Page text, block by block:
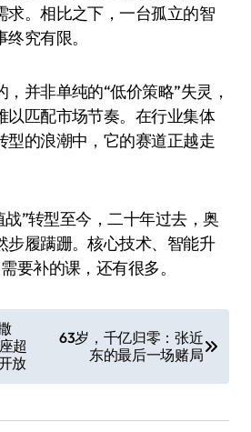
求。相比之下，一台孤立的智
究有限。
并非单纯的“低价策略”失灵，
以匹配市场节奏。在行业集体
型的浪潮中，它的赛道正越走
”转型至今，二十年过去，奥
步履蹒跚。核心技术、智能升
要补的课，还有很多。
超
放
63岁，千亿归零：张近
东的最后一场赌局